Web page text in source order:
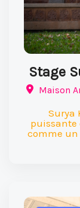
Stage
Maison
Surya
puissante
comme un